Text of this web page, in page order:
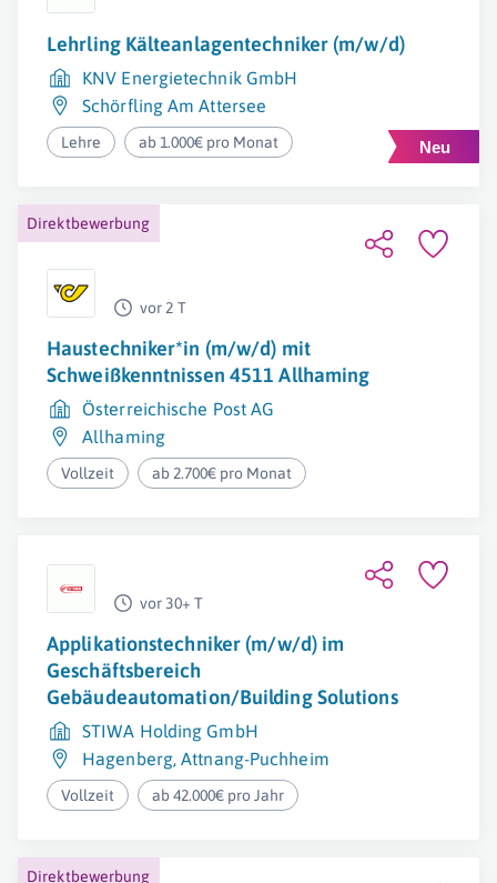
Lehrling Kälteanlagentechniker (m/w/d)
KNV Energietechnik GmbH
Schörfling Am Attersee
Lehre ab 1.000€ pro Monat
Direktbewerbung
vor 2 T
Haustechniker*in (m/w/d) mit
Schweißkenntnissen 4511 Allhaming
Österreichische Post AG
Allhaming
Vollzeit ab 2.700€ pro Monat
vor 30+ T
Applikationstechniker (m/w/d) im
Geschäftsbereich
Gebäudeautomation/Building Solutions
STIWA Holding GmbH
Hagenberg,Attnang-Puchheim
Vollzeit ab 42.000€ pro Jahr
Direktbewerbung